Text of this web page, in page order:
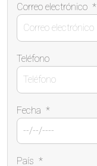
Correo electrónico *
Teléfono
Fecha *
País *